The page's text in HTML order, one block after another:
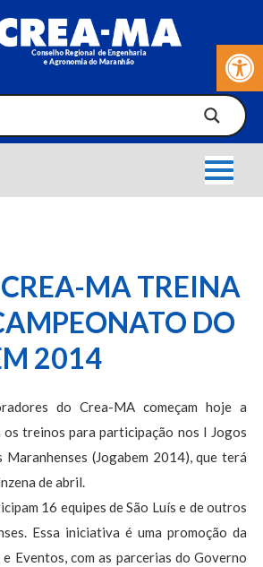
Barra de
MA TREINA
DO
2014
do Crea-MA começam hoje a
os treinos para participação nos I Jogos
Maranhenses (Jogabem 2014), que terá
de abril.
16 equipes de São Luís e de outros
Essa iniciativa é uma promoção da
Eventos, com as parcerias do Governo